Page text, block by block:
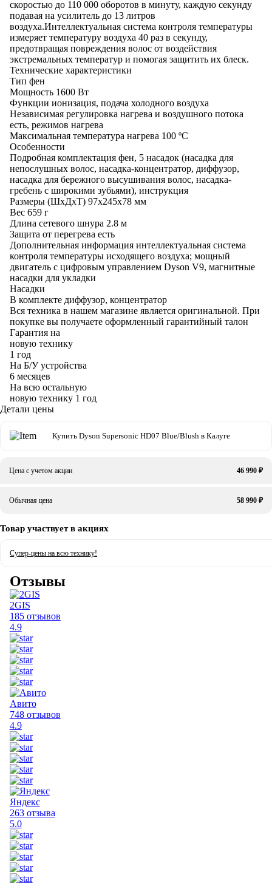
скоростью до 110 000 оборотов в минуту, каждую секунду
подавая на усилитель до 13 литров
воздуха.Интеллектуальная система контроля температуры
измеряет температуру воздуха 40 раз в секунду,
предотвращая повреждения волос от воздействия
экстремальных температур и помогая защитить их блеск.
Технические характеристики
Тип фен
Мощность 1600 Вт
Функции ионизация, подача холодного воздуха
Независимая регулировка нагрева и воздушного потока
есть, режимов нагрева
Максимальная температура нагрева 100 ºС
Особенности
Подробная комплектация фен, 5 насадок (насадка для
непослушных волос, насадка-концентратор, диффузор,
насадка для бережного высушивания волос, насадка-
гребень с широкими зубьями), инструкция
Размеры (ШхДхТ) 97x245x78 мм
Вес 659 г
Длина сетевого шнура 2.8 м
Защита от перегрева есть
Дополнительная информация интеллектуальная система
контроля температуры исходящего воздуха; мощный
двигатель с цифровым управлением Dyson V9, магнитные
насадки для укладки
Насадки
В комплекте диффузор, концентратор
Вся техника в нашем магазине является оригинальной. При
покупке вы получаете оформленный гарантийный талон
Гарантия на
новую технику
1 год
На Б/У устройства
6 месяцев
На всю остальную
новую технику 1 год
Детали цены
Купить Dyson Supersonic HD07 Blue/Blush в Калуге
Цена с учетом акции 46 990 ₽
Обычная цена 58 990 ₽
Товар участвует в акциях
Супер-цены на всю технику!
Отзывы
2GIS
185 отзывов
4.9
Авито
748 отзывов
4.9
Яндекс
263 отзыва
5.0